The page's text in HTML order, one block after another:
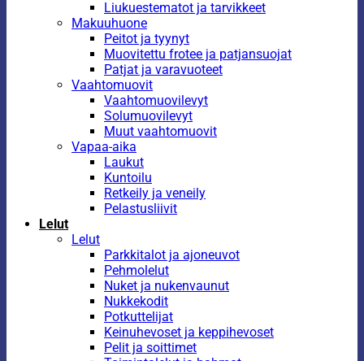
Liukuestematot ja tarvikkeet
Makuuhuone
Peitot ja tyynyt
Muovitettu frotee ja patjansuojat
Patjat ja varavuoteet
Vaahtomuovit
Vaahtomuovilevyt
Solumuovilevyt
Muut vaahtomuovit
Vapaa-aika
Laukut
Kuntoilu
Retkeily ja veneily
Pelastusliivit
Lelut
Lelut
Parkkitalot ja ajoneuvot
Pehmolelut
Nuket ja nukenvaunut
Nukkekodit
Potkuttelijat
Keinuhevoset ja keppihevoset
Pelit ja soittimet